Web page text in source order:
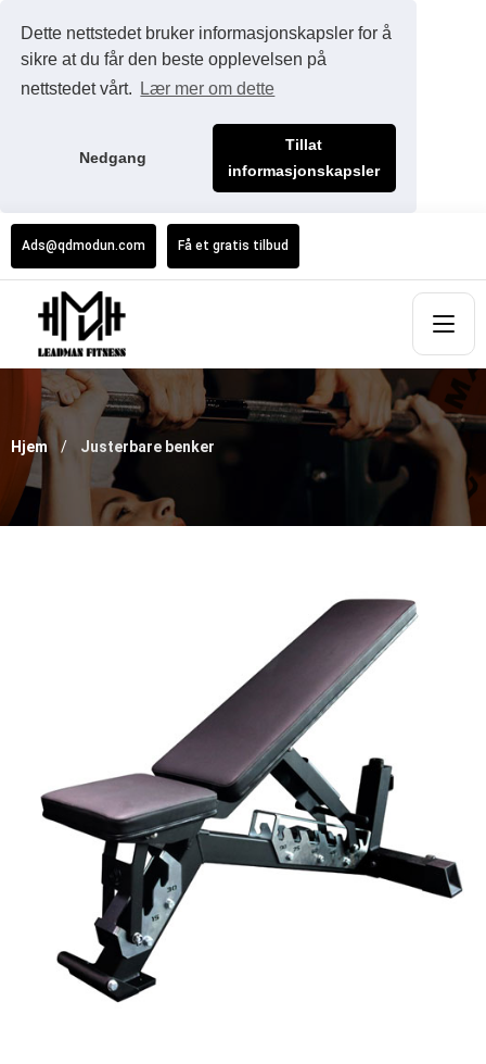
Dette nettstedet bruker informasjonskapsler for å
sikre at du får den beste opplevelsen på
nettstedet vårt.
Lær mer om dette
Nedgang
Tillat
informasjonskapsler
Ads@qdmodun.com Få et gratis tilbud
Hjem Justerbare benker